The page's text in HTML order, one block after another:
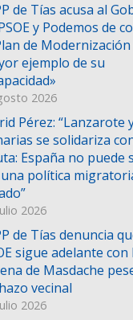
de Tías acusa al
y Podemos de
de Modernización
ejemplo de su
2026
Pérez: “Lanzarote
se solidariza
España no puede
política
2026
de Tías denuncia
sigue adelante con
de Masdache
vecinal
2026